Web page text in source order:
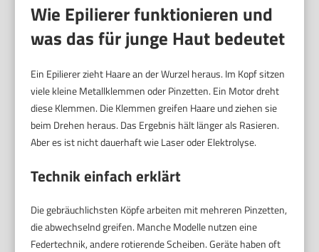
Wie Epilierer funktionieren und
was das für junge Haut bedeutet
Ein Epilierer zieht Haare an der Wurzel heraus. Im Kopf sitzen
viele kleine Metallklemmen oder Pinzetten. Ein Motor dreht
diese Klemmen. Die Klemmen greifen Haare und ziehen sie
beim Drehen heraus. Das Ergebnis hält länger als Rasieren.
Aber es ist nicht dauerhaft wie Laser oder Elektrolyse.
Technik einfach erklärt
Die gebräuchlichsten Köpfe arbeiten mit mehreren Pinzetten,
die abwechselnd greifen. Manche Modelle nutzen eine
Federtechnik, andere rotierende Scheiben. Geräte haben oft